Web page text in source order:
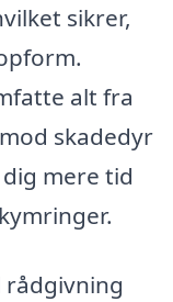
sikrer,
alt fra
skadedyr
mere tid
rådgivning